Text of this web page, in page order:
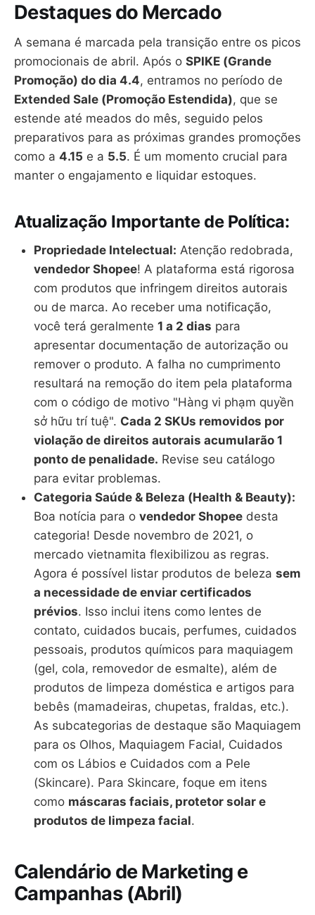
Destaques do Mercado
A semana é marcada pela transição entre os picos
promocionais de abril. Após o SPIKE (Grande
Promoção) do dia 4.4, entramos no período de
Extended Sale (Promoção Estendida), que se
estende até meados do mês, seguido pelos
preparativos para as próximas grandes promoções
como a 4.15 e a 5.5. É um momento crucial para
manter o engajamento e liquidar estoques.
Atualização Importante de Política:
Propriedade Intelectual: Atenção redobrada,
vendedor Shopee! A plataforma está rigorosa
com produtos que infringem direitos autorais
ou de marca. Ao receber uma notificação,
você terá geralmente 1 a 2 dias para
apresentar documentação de autorização ou
remover o produto. A falha no cumprimento
resultará na remoção do item pela plataforma
com o código de motivo "Hàng vi phạm quyền
sở hữu trí tuệ". Cada 2 SKUs removidos por
violação de direitos autorais acumularão 1
ponto de penalidade. Revise seu catálogo
para evitar problemas.
Categoria Saúde & Beleza (Health & Beauty):
Boa notícia para o vendedor Shopee desta
categoria! Desde novembro de 2021, o
mercado vietnamita flexibilizou as regras.
Agora é possível listar produtos de beleza sem
a necessidade de enviar certificados
prévios. Isso inclui itens como lentes de
contato, cuidados bucais, perfumes, cuidados
pessoais, produtos químicos para maquiagem
(gel, cola, removedor de esmalte), além de
produtos de limpeza doméstica e artigos para
bebês (mamadeiras, chupetas, fraldas, etc.).
As subcategorias de destaque são Maquiagem
para os Olhos, Maquiagem Facial, Cuidados
com os Lábios e Cuidados com a Pele
(Skincare). Para Skincare, foque em itens
como máscaras faciais, protetor solar e
produtos de limpeza facial.
Calendário de Marketing e
Campanhas (Abril)